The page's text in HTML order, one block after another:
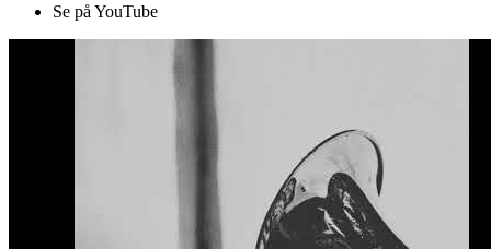
Se på YouTube